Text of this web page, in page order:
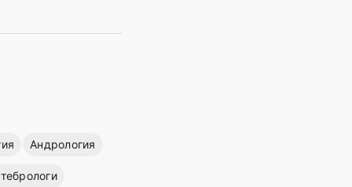
Андрология